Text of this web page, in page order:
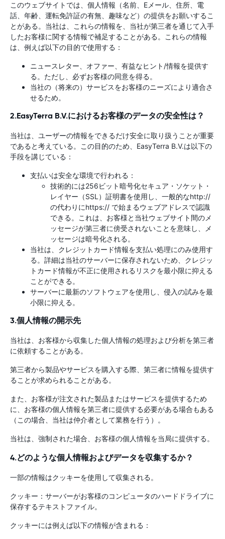
このウェブサイトでは、個人情報（名前、Eメール、住所、電
話、年齢、運転免許証の有無、趣味など）の提供をお願いするこ
とがある。当社は、これらの情報を、当社が第三者を通じて入手
したお客様に関する情報で補足することがある。これらの情報
は、例えば以下の目的で使用する：
ニュースレター、オファー、有益なヒント/情報を提供す
る。ただし、必ずお客様の同意を得る。
当社の（将来の）サービスをお客様のニーズにより適合さ
せるため。
2.EasyTerra B.V.におけるお客様のデータの安全性は？
当社は、ユーザーの情報をできるだけ安全に取り扱うことが重要
であると考えている。この目的のため、EasyTerra B.V.は以下の
手段を講じている：
支払いは安全な環境で行われる：
技術的には256ビット暗号化セキュア・ソケット・
レイヤー（SSL）証明書を使用し、一般的なhttp://
の代わりにhttps:// で始まるウェブアドレスで認識
できる。これは、お客様と当社ウェブサイト間のメ
ッセージが第三者に傍受されないことを意味し、メ
ッセージは暗号化される。
当社は、クレジットカード情報を支払い処理にのみ使用す
る。詳細は当社のサーバーに保存されないため、クレジッ
トカード情報が不正に使用されるリスクを最小限に抑える
ことができる。
サーバーに最新のソフトウェアを使用し、侵入の試みを最
小限に抑える。
3.個人情報の開示先
当社は、お客様から収集した個人情報の処理および分析を第三者
に依頼することがある。
第三者から製品やサービスを購入する際、第三者に情報を提供す
ることが求められることがある。
また、お客様が注文された製品またはサービスを提供するため
に、お客様の個人情報を第三者に提供する必要がある場合もある
（この場合、当社は仲介者として業務を行う）。
当社は、強制された場合、お客様の個人情報を当局に提供する。
4.どのような個人情報およびデータを収集するか？
一部の情報はクッキーを使用して収集される。
クッキー：サーバーがお客様のコンピュータのハードドライブに
保存するテキストファイル。
クッキーには例えば以下の情報が含まれる：